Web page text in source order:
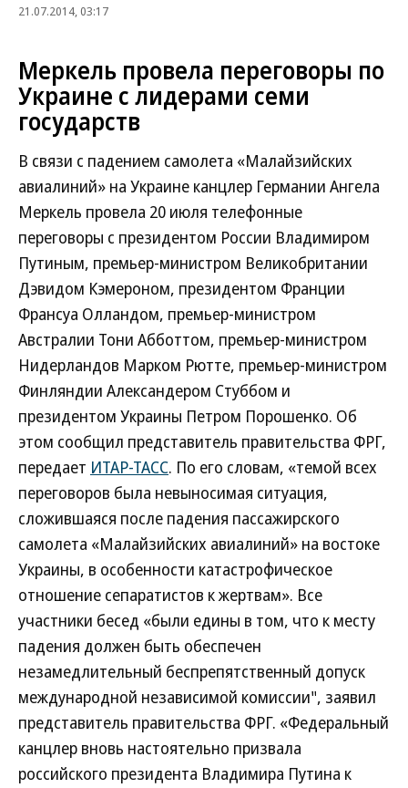
21.07.2014, 03:17
Меркель провела переговоры по
Украине с лидерами семи
государств
В связи с падением самолета «Малайзийских
авиалиний» на Украине канцлер Германии Ангела
Меркель провела 20 июля телефонные
переговоры с президентом России Владимиром
Путиным, премьер-министром Великобритании
Дэвидом Кэмероном, президентом Франции
Франсуа Олландом, премьер-министром
Австралии Тони Абботтом, премьер-министром
Нидерландов Марком Рютте, премьер-министром
Финляндии Александером Стуббом и
президентом Украины Петром Порошенко. Об
этом сообщил представитель правительства ФРГ,
передает ИТАР-ТАСС. По его словам, «темой всех
переговоров была невыносимая ситуация,
сложившаяся после падения пассажирского
самолета «Малайзийских авиалиний» на востоке
Украины, в особенности катастрофическое
отношение сепаратистов к жертвам». Все
участники бесед «были едины в том, что к месту
падения должен быть обеспечен
незамедлительный беспрепятственный допуск
международной независимой комиссии", заявил
представитель правительства ФРГ. «Федеральный
канцлер вновь настоятельно призвала
российского президента Владимира Путина к